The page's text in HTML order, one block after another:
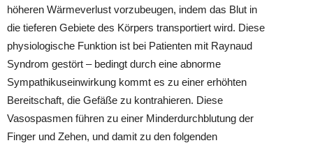
höheren Wärmeverlust vorzubeugen, indem das Blut in
die tieferen Gebiete des Körpers transportiert wird. Diese
physiologische Funktion ist bei Patienten mit Raynaud
Syndrom gestört – bedingt durch eine abnorme
Sympathikuseinwirkung kommt es zu einer erhöhten
Bereitschaft, die Gefäße zu kontrahieren. Diese
Vasospasmen führen zu einer Minderdurchblutung der
Finger und Zehen, und damit zu den folgenden